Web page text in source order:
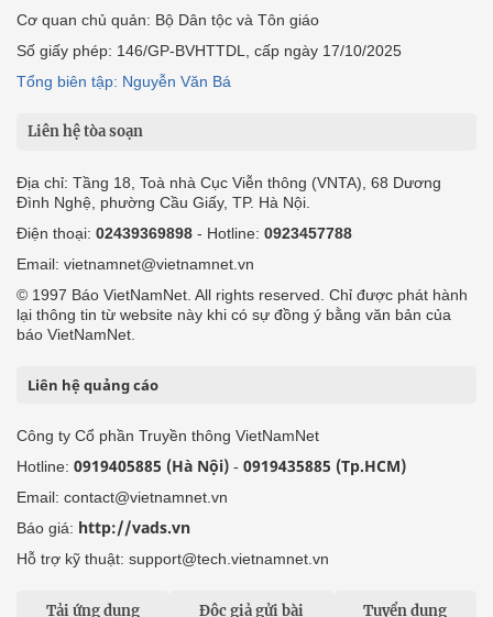
Cơ quan chủ quản: Bộ Dân tộc và Tôn giáo
Số giấy phép: 146/GP-BVHTTDL, cấp ngày 17/10/2025
Tổng biên tập: Nguyễn Văn Bá
Liên hệ tòa soạn
Địa chỉ: Tầng 18, Toà nhà Cục Viễn thông (VNTA), 68 Dương
Đình Nghệ, phường Cầu Giấy, TP. Hà Nội.
Điện thoại: 02439369898 - Hotline: 0923457788
Email: vietnamnet@vietnamnet.vn
© 1997 Báo VietNamNet. All rights reserved. Chỉ được phát hành
lại thông tin từ website này khi có sự đồng ý bằng văn bản của
báo VietNamNet.
Liên hệ quảng cáo
Công ty Cổ phần Truyền thông VietNamNet
Hotline: 0919405885 (Hà Nội) - 0919435885 (Tp.HCM)
Email: contact@vietnamnet.vn
Báo giá: http://vads.vn
Hỗ trợ kỹ thuật: support@tech.vietnamnet.vn
Tải ứng dụng Độc giả gửi bài Tuyển dụng